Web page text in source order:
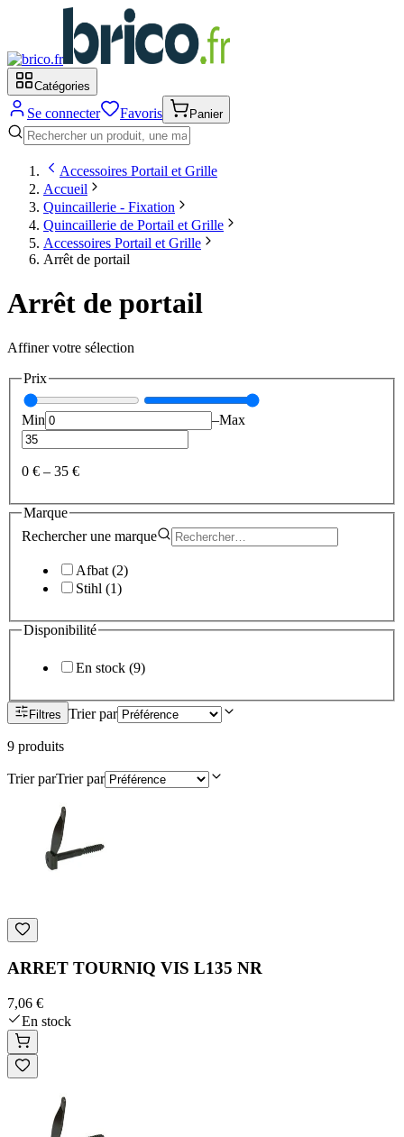
Catégories
Se connecter Favoris Panier
Accessoires Portail et Grille
Accueil
Quincaillerie - Fixation
Quincaillerie de Portail et Grille
Accessoires Portail et Grille
Arrêt de portail
Arrêt de portail
Affiner votre sélection
Prix
Min –Max
0 € – 35 €
Marque
Rechercher une marque
Afbat (2)
Stihl (1)
Disponibilité
En stock (9)
Filtres Trier par
9 produits
Trier parTrier par
ARRET TOURNIQ VIS L135 NR
7,06 €
En stock